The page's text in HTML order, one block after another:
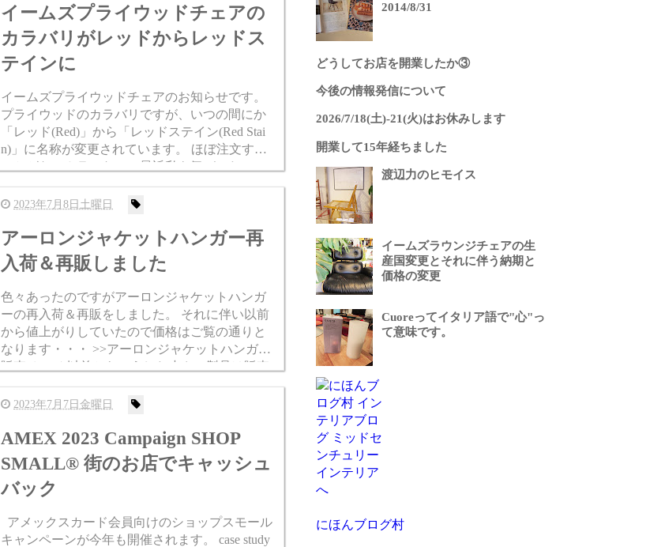
イームズプライウッドチェアの
カラバリがレッドからレッドス
テインに
イームズプライウッドチェアのお知らせです。
プライウッドのカラバリですが、いつの間にか
「レッド(Red)」から「レッドステイン(Red Stai
n)」に名称が変更されています。 ほぼ注文する
ことがないカラーなので最近私も気づいたので
すが、以前と変わらない気がするのであまり気
にしな...
2023年7月8日土曜日
アーロンジャケットハンガー再
入荷＆再販しました
色々あったのですがアーロンジャケットハンガ
ーの再入荷＆再販をしました。 それに伴い以前
から値上がりしていたので価格はご覧の通りと
なります・・・ >>アーロンジャケットハンガー
販売ページ 以前からこうした小さい製品は販売
が難しい状況にあったので辞めるつもりだった
のですが...
2023年7月7日金曜日
AMEX 2023 Campaign SHOP
SMALL® 街のお店でキャッシュ
バック
アメックスカード会員向けのショップスモール
キャンペーンが今年も開催されます。 case study
2014/8/31
どうしてお店を開業したか③
今後の情報発信について
2026/7/18(土)-21(火)はお休みします
開業して15年経ちました
渡辺力のヒモイス
イームズラウンジチェアの生
産国変更とそれに伴う納期と
価格の変更
Cuoreってイタリア語で"心"っ
て意味です。
にほんブログ村